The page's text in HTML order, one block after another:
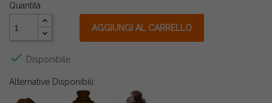
Quantità
AGGIUNGI AL CARRELLO
 Disponibile
Alternative Disponibili: